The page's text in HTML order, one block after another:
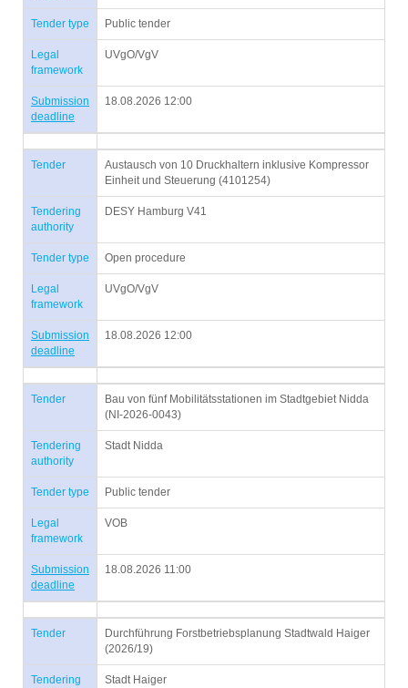
Tender type Public tender
Legal
framework
UVgO/VgV
Submission
deadline
18.08.2026 12:00
Tender
Austausch von 10 Druckhaltern inklusive Kompressor
Einheit und Steuerung (4101254)
Tendering
authority
DESY Hamburg V41
Tender type Open procedure
Legal
framework
UVgO/VgV
Submission
deadline
18.08.2026 12:00
Tender
Bau von fünf Mobilitätsstationen im Stadtgebiet Nidda
(NI-2026-0043)
Tendering
authority
Stadt Nidda
Tender type Public tender
Legal
framework
VOB
Submission
deadline
18.08.2026 11:00
Tender
Durchführung Forstbetriebsplanung Stadtwald Haiger
(2026/19)
Tendering
Stadt Haiger